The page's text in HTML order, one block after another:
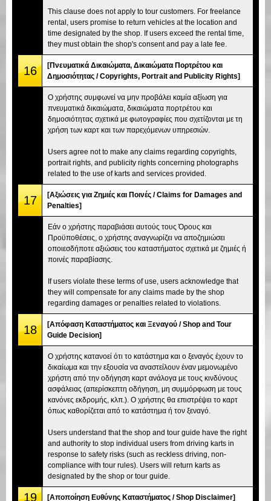
This clause does not apply to tour customers. For freelance
rental, users promise to return vehicles at the location and
time designated by the shop. If users exceed the rental time,
they must obtain the shop's consent and pay a late fee.
16
[Πνευματικά Δικαιώματα, Δικαιώματα Πορτρέτου και
Δημοσιότητας / Copyrights, Portrait and Publicity Rights]
Ο χρήστης συμφωνεί να μην προβάλει καμία αξίωση για
πνευματικά δικαιώματα, δικαιώματα πορτρέτου και
δημοσιότητας σχετικά με φωτογραφίες που σχετίζονται με τη
χρήση των καρτ και των παρεχόμενων υπηρεσιών.
Users agree not to make any claims regarding copyrights,
portrait rights, and publicity rights concerning photographs
related to the use of karts and services provided.
17
[Αξιώσεις για Ζημιές και Ποινές / Claims for Damages and
Penalties]
Εάν ο χρήστης παραβιάσει αυτούς τους Όρους και
Προϋποθέσεις, ο χρήστης αναγνωρίζει να αποζημιώσει
οποιεσδήποτε αξιώσεις του καταστήματος σχετικά με ζημιές ή
ποινές παραβίασης.
If users violate these terms of use, users acknowledge that
they will compensate for any claims made by the shop
regarding damages or penalties related to violations.
18
[Απόφαση Καταστήματος και Ξεναγού / Shop and Tour
Guide Decision]
Ο χρήστης κατανοεί ότι το κατάστημα και ο ξεναγός έχουν το
δικαίωμα και την εξουσία να αναστείλουν έναν μεμονωμένο
χρήστη από την οδήγηση καρτ ανάλογα με τους κινδύνους
ασφάλειας (απερίσκεπτη οδήγηση, μη συμμόρφωση με τους
κανόνες εκδρομής, κλπ.). Ο χρήστης θα επιστρέψει το καρτ
όπως καθορίζεται από το κατάστημα ή τον ξεναγό.
Users understand that the shop and tour guide have the right
and authority to stop individual users from driving karts in
response to safety risks (such as reckless driving, non-
compliance with tour rules). Users will return karts as
designated by the shop or tour guide.
19 [Αποποίηση Ευθύνης Καταστήματος / Shop Disclaimer]